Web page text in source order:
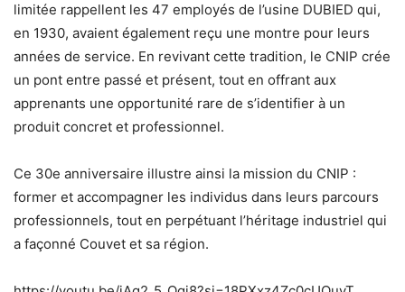
limitée rappellent les 47 employés de l’usine DUBIED qui,
en 1930, avaient également reçu une montre pour leurs
années de service. En revivant cette tradition, le CNIP crée
un pont entre passé et présent, tout en offrant aux
apprenants une opportunité rare de s’identifier à un
produit concret et professionnel.
Ce 30e anniversaire illustre ainsi la mission du CNIP :
former et accompagner les individus dans leurs parcours
professionnels, tout en perpétuant l’héritage industriel qui
a façonné Couvet et sa région.